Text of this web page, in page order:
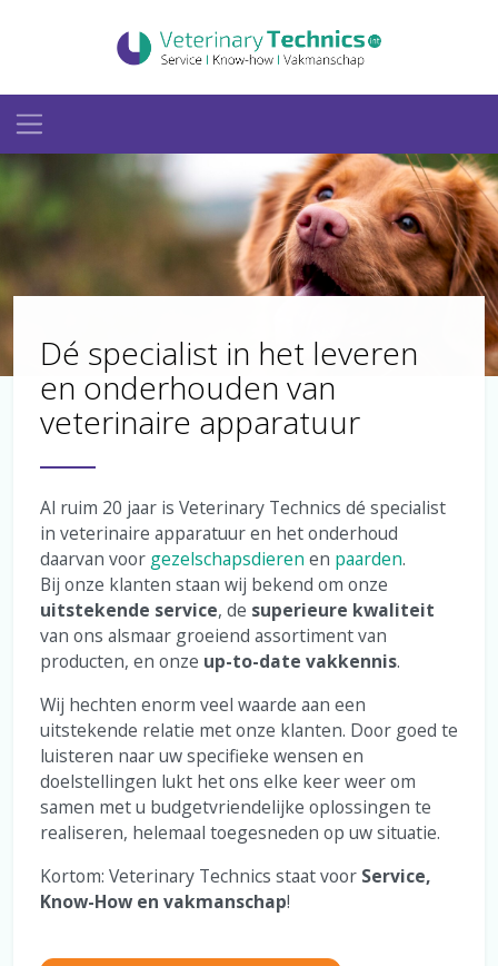
Dé specialist in het leveren
en onderhouden van
veterinaire apparatuur
Al ruim 20 jaar is Veterinary Technics dé specialist
in veterinaire apparatuur en het onderhoud
daarvan voor gezelschapsdieren en paarden.
Bij onze klanten staan wij bekend om onze
uitstekende service, de superieure kwaliteit
van ons alsmaar groeiend assortiment van
producten, en onze up-to-date vakkennis.
Wij hechten enorm veel waarde aan een
uitstekende relatie met onze klanten. Door goed te
luisteren naar uw specifieke wensen en
doelstellingen lukt het ons elke keer weer om
samen met u budgetvriendelijke oplossingen te
realiseren, helemaal toegesneden op uw situatie.
Kortom: Veterinary Technics staat voor Service,
Know-How en vakmanschap!